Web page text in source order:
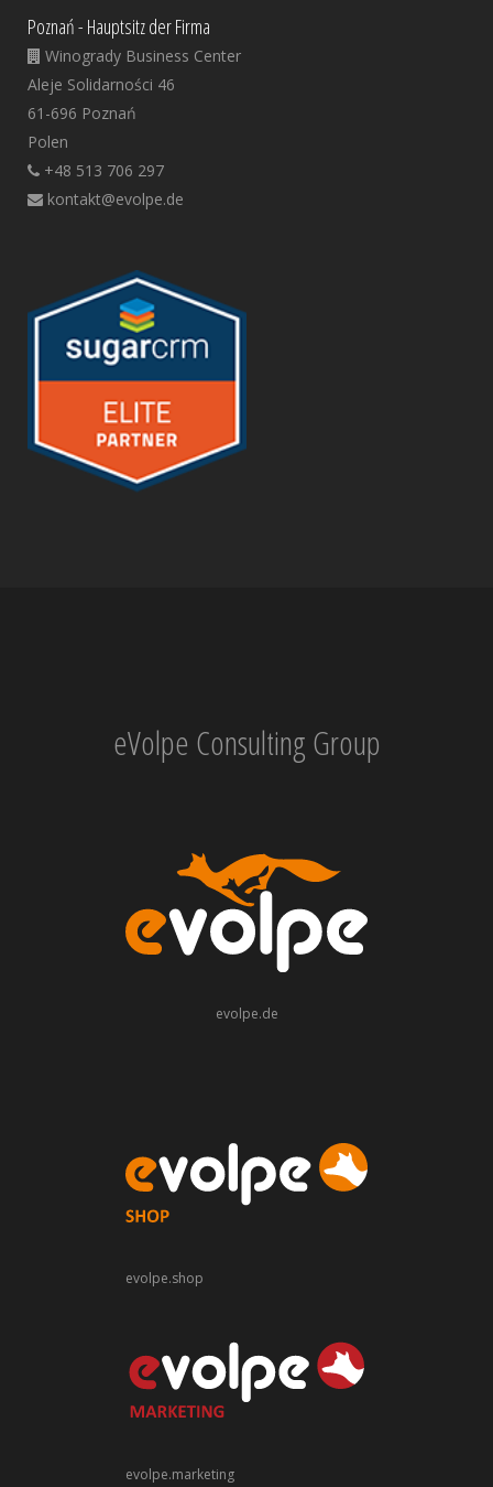
Poznań - Hauptsitz der Firma
Winogrady Business Center
Aleje Solidarności 46
61-696 Poznań
Polen
+48 513 706 297
kontakt@evolpe.de
eVolpe Consulting Group
evolpe.de
evolpe.shop
evolpe.marketing